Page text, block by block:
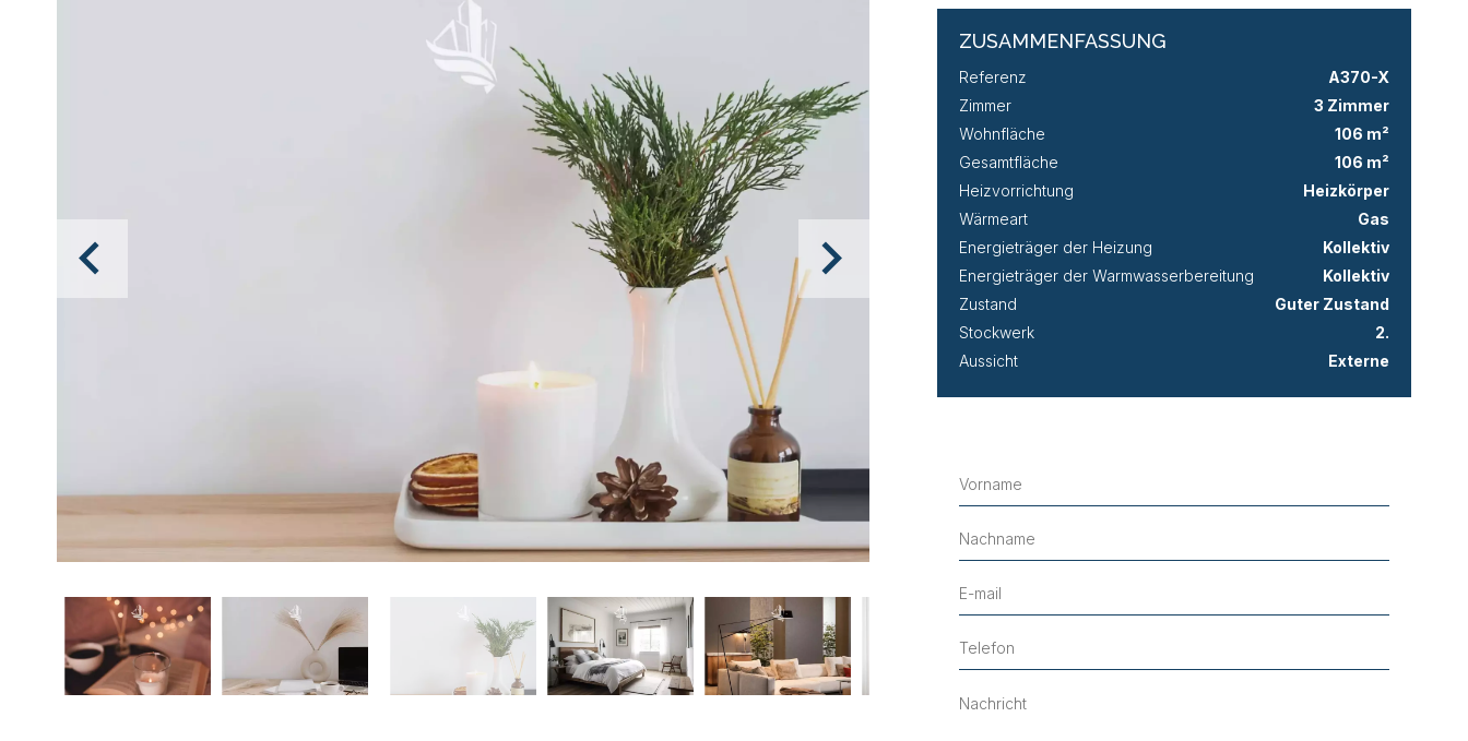
ZUSAMMENFASSUNG
Referenz
A370-X
Zimmer
3 Zimmer
Wohnfläche
106 m²
Gesamtfläche
106 m²
Heizvorrichtung
Heizkörper
Wärmeart
Gas
Energieträger der Heizung
Kollektiv
Energieträger der Warmwasserbereitung
Kollektiv
Zustand
Guter Zustand
Stockwerk
2.
Aussicht
Externe